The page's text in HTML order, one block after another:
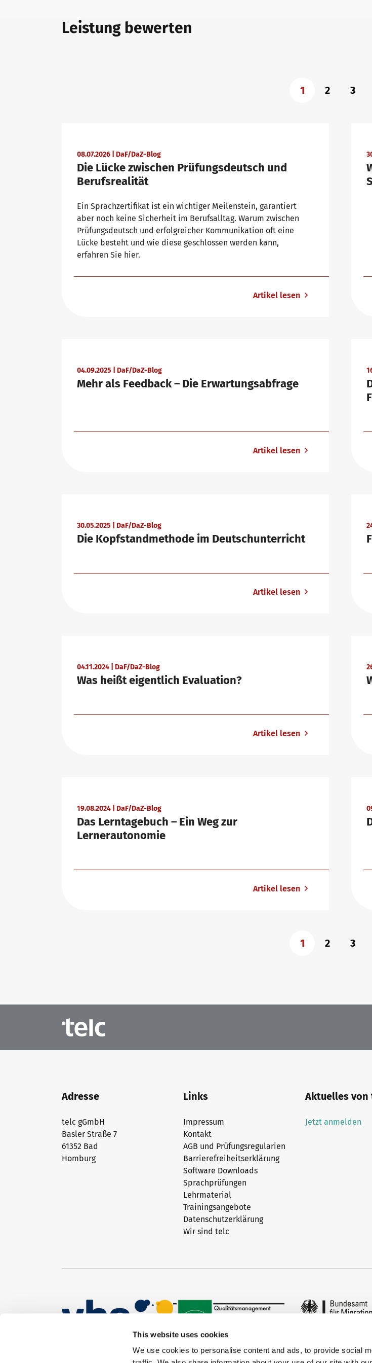
This website uses cookies
We use cookies to personalise content and ads, to provide social
Infos für Prüfungszentren
telc Zertifikate DIGITAL
Warum telc Zertifikate?
Sprachprüfungen: Support & FAQ
Downloadbereich
Infopakete
Qualifizierung Prüfungsverantwortung
Qualifikationsphasen
Trainingsformate
Training: Support & FAQ
Aktuelles
Stellenangebote
Leistung bewerten
1 2 3
08.07.2026 | DaF/DaZ-Blog
Die Lücke zwischen Prüfungsdeutsch und
Berufsrealität
Ein Sprachzertifikat ist ein wichtiger Meilenstein, garantiert
aber noch keine Sicherheit im Berufsalltag. Warum zwischen
Prüfungsdeutsch und erfolgreicher Kommunikation oft eine
Lücke besteht und wie diese geschlossen werden kann,
erfahren Sie hier.
Artikel lesen
04.09.2025 | DaF/DaZ-Blog
Mehr als Feedback – Die Erwartungsabfrage
Artikel lesen
30.05.2025 | DaF/DaZ-Blog
Die Kopfstandmethode im Deutschunterricht
Artikel lesen
04.11.2024 | DaF/DaZ-Blog
Was heißt eigentlich Evaluation?
Artikel lesen
19.08.2024 | DaF/DaZ-Blog
Das Lerntagebuch – Ein Weg zur
Lernerautonomie
Artikel lesen
1 2 3
Adresse
telc gGmbH
Basler Straße 7
61352 Bad
Homburg
Links
Impressum
Kontakt
AGB und Prüfungsregularien
Barrierefreiheitserklärung
Software Downloads
Sprachprüfungen
Lehrmaterial
Trainingsangebote
Datenschutzerklärung
Wir sind telc
Aktuelles von
Jetzt anmelden